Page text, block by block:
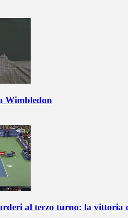
Wimbledon
al terzo turno: la vittoria